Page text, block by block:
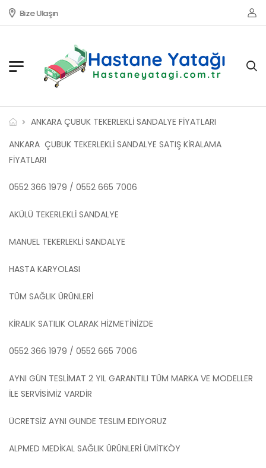
Bize Ulaşın
ANKARA ÇUBUK TEKERLEKLİ SANDALYE FİYATLARI
ANKARA ÇUBUK TEKERLEKLİ SANDALYE SATIŞ KİRALAMA
FİYATLARI
0552 366 1979 / 0552 665 7006
AKÜLÜ TEKERLEKLİ SANDALYE
MANUEL TEKERLEKLİ SANDALYE
HASTA KARYOLASI
TÜM SAĞLIK ÜRÜNLERİ
KİRALIK SATILIK OLARAK HİZMETİNİZDE
0552 366 1979 / 0552 665 7006
AYNI GÜN TESLİMAT 2 YIL GARANTILI TÜM MARKA VE MODELLER
İLE SERVİSİMİZ VARDİR
ÜCRETSİZ AYNI GUNDE TESLIM EDIYORUZ
ALPMED MEDİKAL SAĞLIK ÜRÜNLERİ ÜMİTKÖY